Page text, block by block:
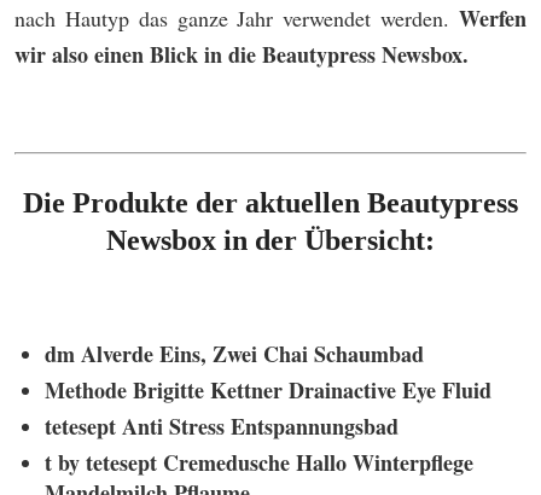
nach Hautyp das ganze Jahr verwendet werden. Werfen
wir also einen Blick in die Beautypress Newsbox.
Die Produkte der aktuellen Beautypress
Newsbox in der Übersicht:
dm Alverde Eins, Zwei Chai Schaumbad
Methode Brigitte Kettner Drainactive Eye Fluid
tetesept Anti Stress Entspannungsbad
t by tetesept Cremedusche Hallo Winterpflege